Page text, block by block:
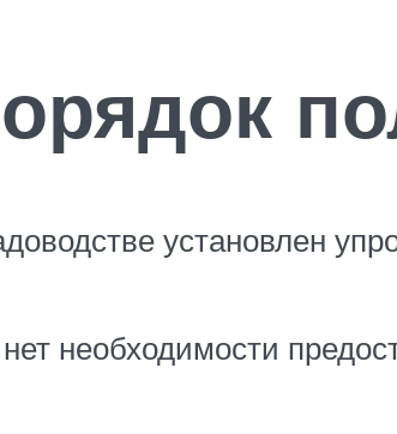
установлен
необходимости